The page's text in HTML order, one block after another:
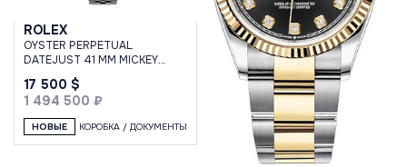
ROLEX
OYSTER PERPETUAL
DATEJUST 41 MM MICKEY
MOUSE CUSTOM
17 500 $
1 494 500 ₽
НОВЫЕ КОРОБКА / ДОКУМЕНТЫ